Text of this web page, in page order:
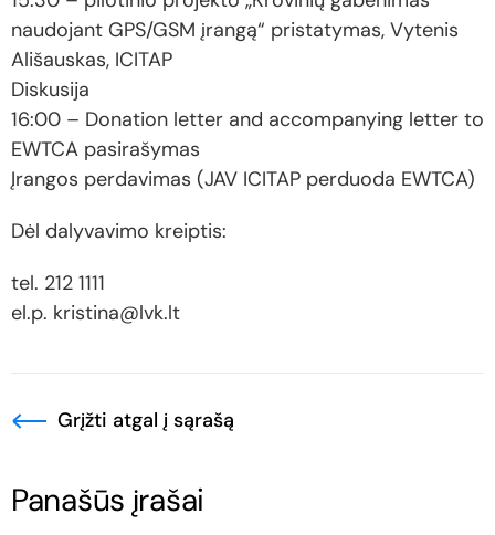
naudojant GPS/GSM įrangą“ pristatymas, Vytenis
Ališauskas, ICITAP
Diskusija
16:00 – Donation letter and accompanying letter to
EWTCA pasirašymas
Įrangos perdavimas (JAV ICITAP perduoda EWTCA)
Dėl dalyvavimo kreiptis:
tel. 212 1111
el.p. kristina@lvk.lt
Grįžti atgal į sąrašą
Panašūs įrašai